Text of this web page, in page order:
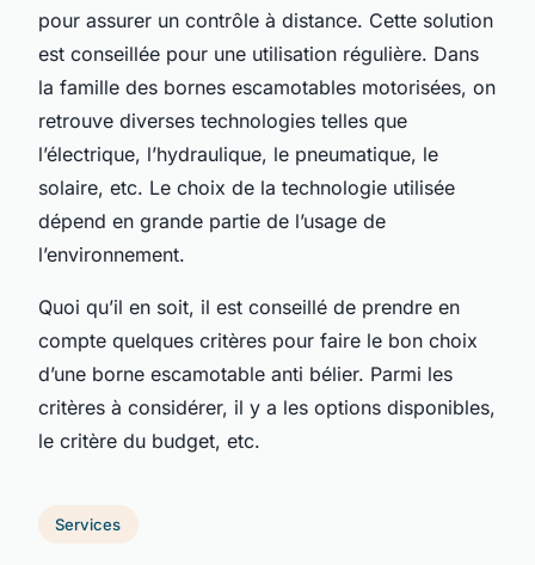
pour assurer un contrôle à distance. Cette solution
est conseillée pour une utilisation régulière. Dans
la famille des bornes escamotables motorisées, on
retrouve diverses technologies telles que
l’électrique, l’hydraulique, le pneumatique, le
solaire, etc. Le choix de la technologie utilisée
dépend en grande partie de l’usage de
l’environnement.
Quoi qu’il en soit, il est conseillé de prendre en
compte quelques critères pour faire le bon choix
d’une borne escamotable anti bélier. Parmi les
critères à considérer, il y a les options disponibles,
le critère du budget, etc.
Services